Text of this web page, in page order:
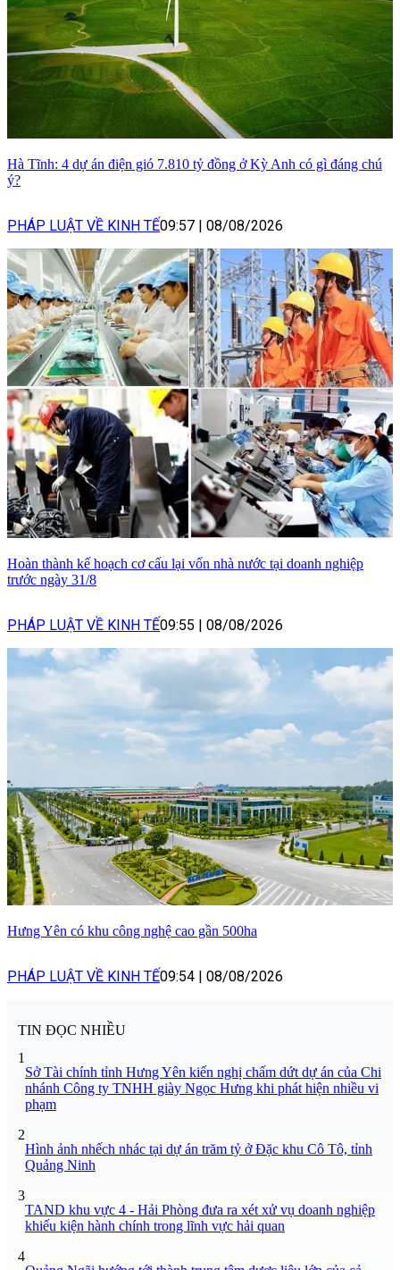
Hà Tĩnh: 4 dự án điện gió 7.810 tỷ đồng ở Kỳ Anh có gì đáng chú
ý?
PHÁP LUẬT VỀ KINH TẾ09:57 | 08/08/2026
Hoàn thành kế hoạch cơ cấu lại vốn nhà nước tại doanh nghiệp
trước ngày 31/8
PHÁP LUẬT VỀ KINH TẾ09:55 | 08/08/2026
Hưng Yên có khu công nghệ cao gần 500ha
PHÁP LUẬT VỀ KINH TẾ09:54 | 08/08/2026
TIN ĐỌC NHIỀU
1
Sở Tài chính tỉnh Hưng Yên kiến nghị chấm dứt dự án của Chi
nhánh Công ty TNHH giày Ngọc Hưng khi phát hiện nhiều vi
phạm
2
Hình ảnh nhếch nhác tại dự án trăm tỷ ở Đặc khu Cô Tô, tỉnh
Quảng Ninh
3
TAND khu vực 4 - Hải Phòng đưa ra xét xử vụ doanh nghiệp
khiếu kiện hành chính trong lĩnh vực hải quan
4